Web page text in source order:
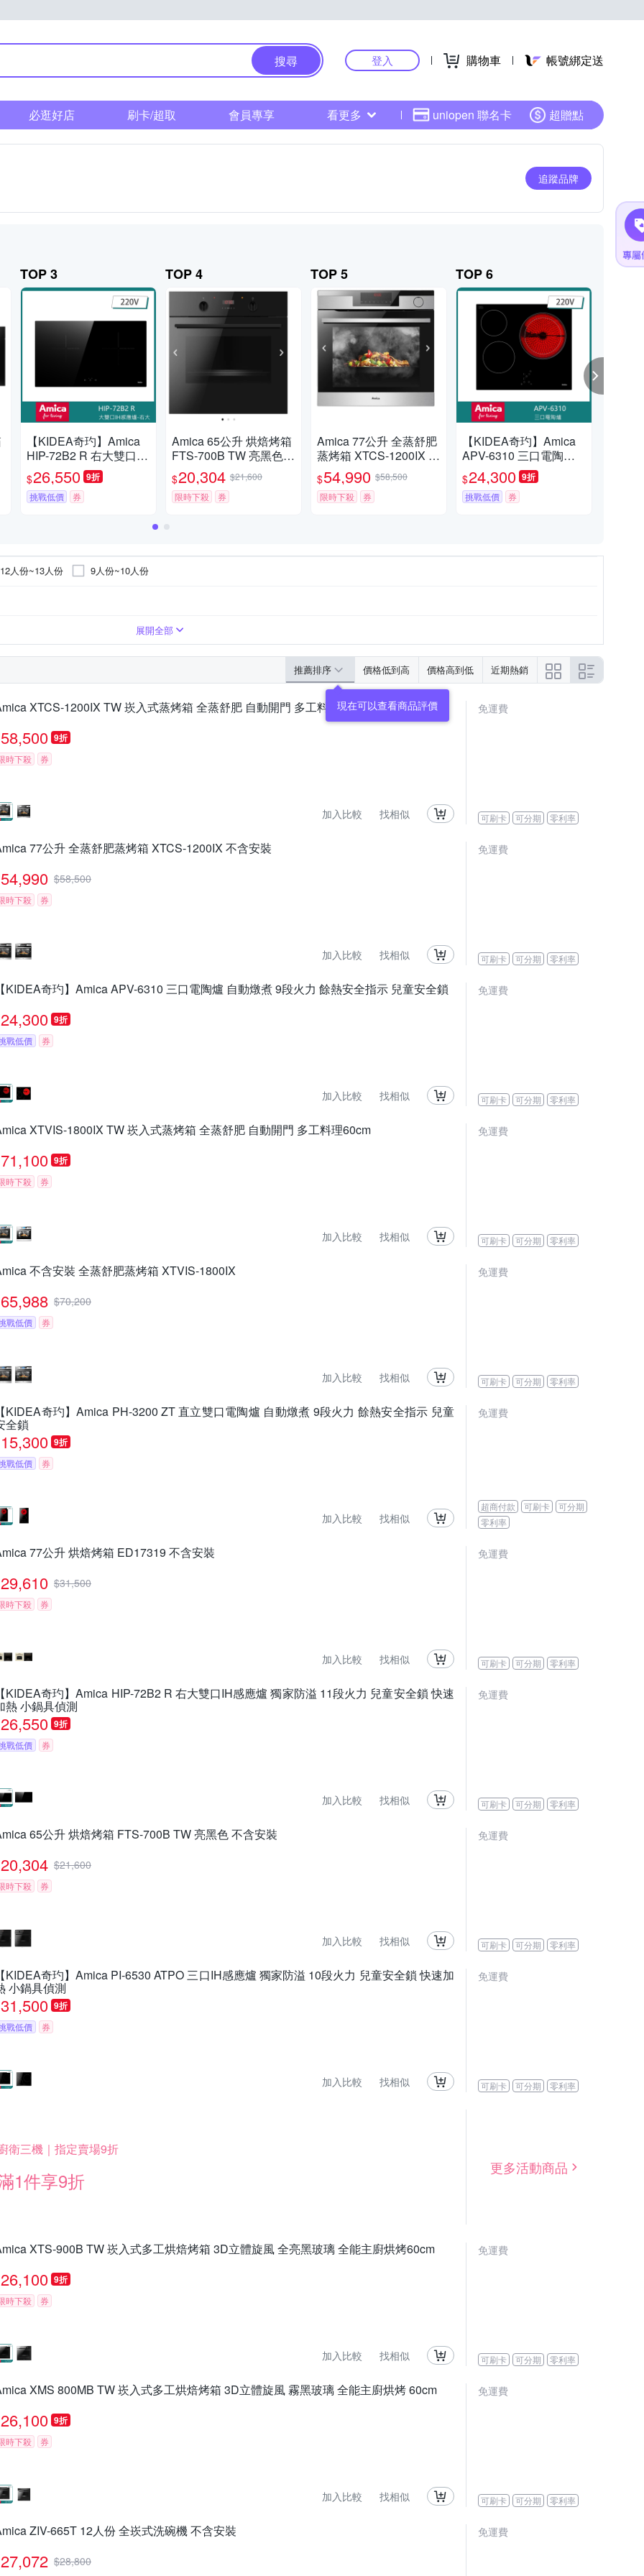
搜尋 登入 購物車 帳號綁定送
必逛好店 刷卡/超取 會員專享 看更多 uniopen 聯名卡 超贈點
追蹤品牌
TOP 3
【KIDEA奇玓】Amica
HIP-72B2 R 右大雙口IH
感應爐 獨家防溢 11段火
力 兒童安全鎖 快速加熱
小鍋具偵測
$26,550 9折
挑戰低價 券
TOP 4
Amica 65公升 烘焙烤箱
FTS-700B TW 亮黑色
不含安裝
$20,304 $21,600
限時下殺
券
TOP 5
Amica 77公升 全蒸舒肥
蒸烤箱 XTCS-1200IX 不
含安裝
$54,990 $58,500
限時下殺
券
TOP 6
【KIDEA奇玓】Amica
APV-6310 三口電陶爐
自動燉煮 9段火力 餘熱
安全指示 兒童安全鎖
$24,300 9折
挑戰低價 券
12人份~13人份 9人份~10人份
展開全部
推薦排序 價格低到高 價格高到低 近期熱銷
XTCS-1200IX TW 崁入式蒸烤箱 全蒸舒肥 自動開門 多工料理60cm
58,500 9折
時下殺 券
加入比較 找相似
免運費
可刷卡 可分期 零利率
77公升 全蒸舒肥蒸烤箱 XTCS-1200IX 不含安裝
54,990 $58,500
時下殺 券
加入比較 找相似
免運費
可刷卡 可分期 零利率
KIDEA奇玓】Amica APV-6310 三口電陶爐 自動燉煮 9段火力 餘熱安全指示 兒童安全鎖
24,300 9折
戰低價 券
加入比較 找相似
免運費
可刷卡 可分期 零利率
XTVIS-1800IX TW 崁入式蒸烤箱 全蒸舒肥 自動開門 多工料理60cm
71,100 9折
時下殺 券
加入比較 找相似
免運費
可刷卡 可分期 零利率
不含安裝 全蒸舒肥蒸烤箱 XTVIS-1800IX
65,988 $70,200
戰低價 券
加入比較 找相似
免運費
可刷卡 可分期 零利率
KIDEA奇玓】Amica PH-3200 ZT 直立雙口電陶爐 自動燉煮 9段火力 餘熱安全指示 兒童
全鎖
15,300 9折
戰低價 券
加入比較 找相似
免運費
超商付款 可刷卡
可分期
零利率
77公升 烘焙烤箱 ED17319 不含安裝
29,610 $31,500
時下殺 券
加入比較 找相似
免運費
可刷卡 可分期 零利率
KIDEA奇玓】Amica HIP-72B2 R 右大雙口IH感應爐 獨家防溢 11段火力 兒童安全鎖 快速
熱 小鍋具偵測
26,550 9折
戰低價 券
加入比較 找相似
免運費
可刷卡 可分期 零利率
65公升 烘焙烤箱 FTS-700B TW 亮黑色 不含安裝
20,304 $21,600
時下殺 券
加入比較 找相似
免運費
可刷卡 可分期 零利率
KIDEA奇玓】Amica PI-6530 ATPO 三口IH感應爐 獨家防溢 10段火力 兒童安全鎖 快速加
小鍋具偵測
31,500 9折
戰低價 券
加入比較 找相似
免運費
可刷卡 可分期 零利率
衛三機｜指定賣場9折
1件享9折
更多活動商品
XTS-900B TW 崁入式多工烘焙烤箱 3D立體旋風 全亮黑玻璃 全能主廚烘烤60cm
26,100 9折
時下殺 券
加入比較 找相似
免運費
可刷卡 可分期 零利率
XMS 800MB TW 崁入式多工烘焙烤箱 3D立體旋風 霧黑玻璃 全能主廚烘烤 60cm
26,100 9折
時下殺 券
加入比較 找相似
免運費
可刷卡 可分期 零利率
ZIV-665T 12人份 全崁式洗碗機 不含安裝
27,072 $28,800
免運費